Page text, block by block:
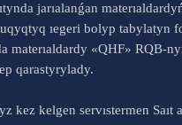
jarıalanǵan
ıegeri bolyp tabylatyn
materıaldardy «QHF» RQB-
qarastyrylady.
kez kelgen servıstermen